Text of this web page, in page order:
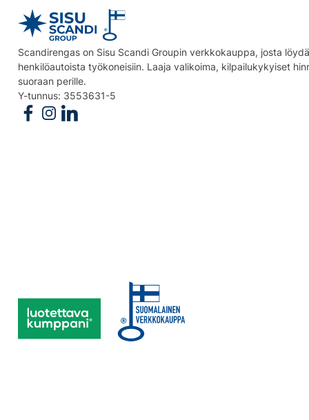
Scandirengas on Sisu Scandi Groupin verkkokauppa, josta
henkilöautoista työkoneisiin. Laaja valikoima, kilpailukykyiset
suoraan perille.
Y-tunnus: 3553631-5
Follow us on Facebook
Follow us on Instagram
Follow us on Linkedin